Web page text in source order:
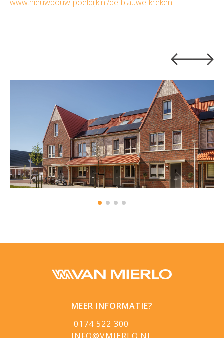
www.nieuwbouw-poeldijk.nl/de-blauwe-kreken
MEER INFORMATIE?
0174 522 300
INFO@VMIERLO.NL